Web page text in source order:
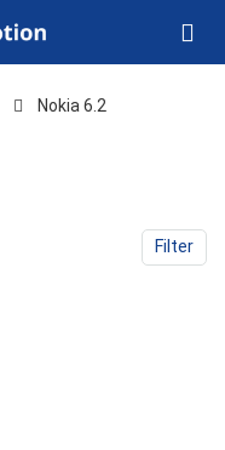
‎Nokia 6.2
Filter